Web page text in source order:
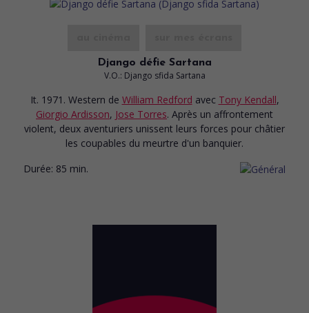
Django défie Sartana
V.O.: Django sfida Sartana
It. 1971. Western de William Redford avec Tony Kendall,
Giorgio Ardisson, Jose Torres. Après un affrontement
violent, deux aventuriers unissent leurs forces pour châtier
les coupables du meurtre d'un banquier.
Durée: 85 min.